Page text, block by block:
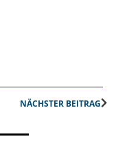
NÄCHSTER BEITRAG